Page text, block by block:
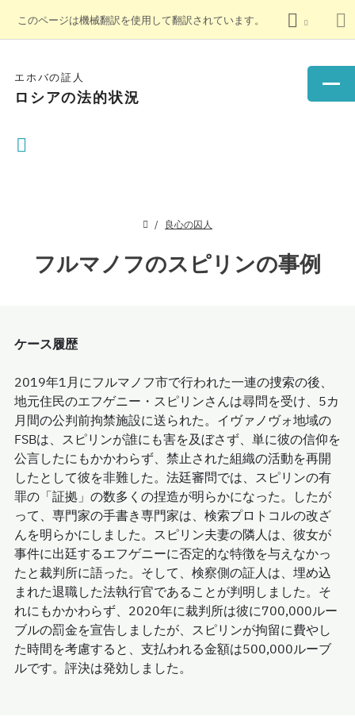
このページは機械翻訳を使用して翻訳されています。
エホバの証人
ロシアの法的状況
良心の囚人
フルマノフのスピリンの事例
ケース履歴
2019年1月にフルマノフ市で行われた一連の捜索の後、
地元住民のエフゲニー・スピリンさんは尋問を受け、5カ
月間の公判前拘禁施設に送られた。イヴァノヴォ地域の
FSBは、スピリンが誰にも害を及ぼさず、単に彼の信仰を
公言したにもかかわらず、禁止された組織の活動を再開
したとして彼を非難した。法廷審問では、スピリンの有
罪の「証拠」の数多くの捏造が明らかになった。したが
って、専門家の手書き専門家は、検索プロトコルの改ざ
んを明らかにしました。スピリン夫妻の隣人は、彼女が
事件に出廷するエフゲニーに否定的な特徴を与えなかっ
たと裁判所に語った。そして、検察側の証人は、埋め込
まれた退職した法執行官であることが判明しました。そ
れにもかかわらず、2020年に裁判所は彼に700,000ルー
ブルの罰金を宣告しましたが、スピリンが拘留に費やし
た時間を考慮すると、支払われる金額は500,000ルーブ
ルです。評決は発効しました。